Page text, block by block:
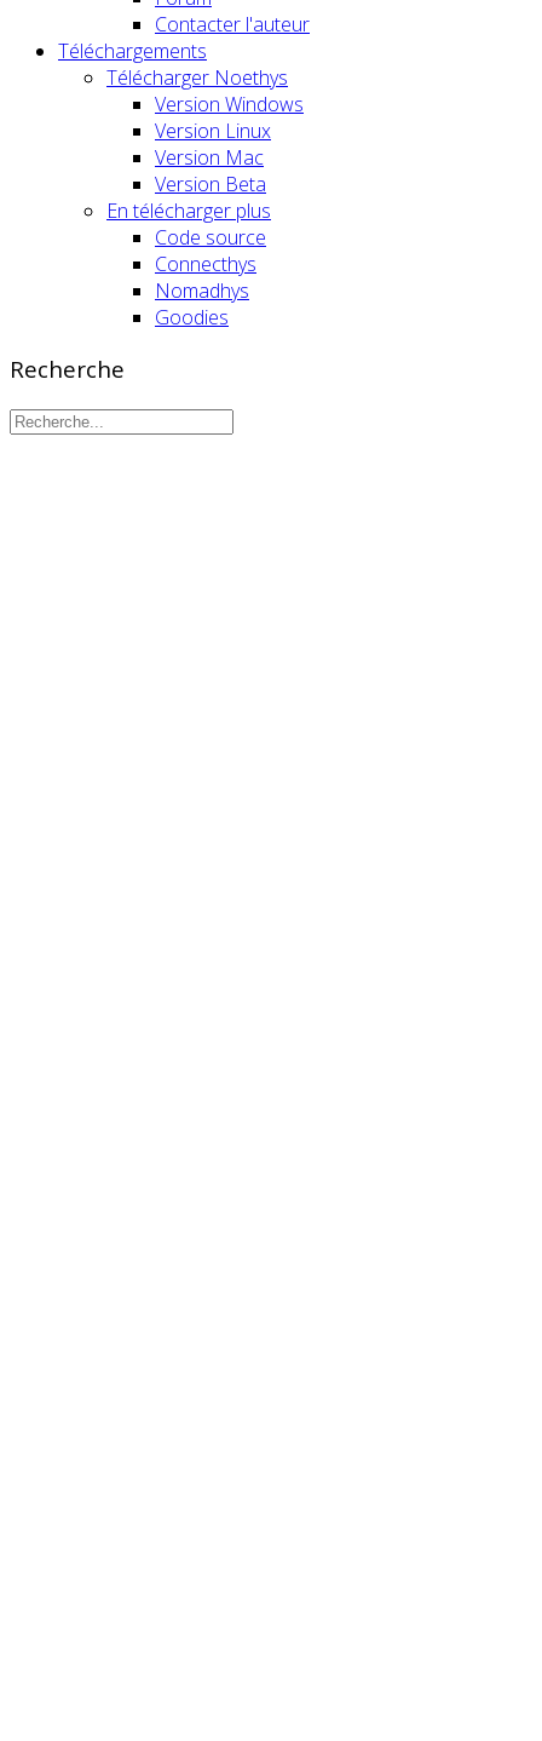
Contacter l'auteur
Téléchargements
Télécharger Noethys
Version Windows
Version Linux
Version Mac
Version Beta
En télécharger plus
Code source
Connecthys
Nomadhys
Goodies
Recherche